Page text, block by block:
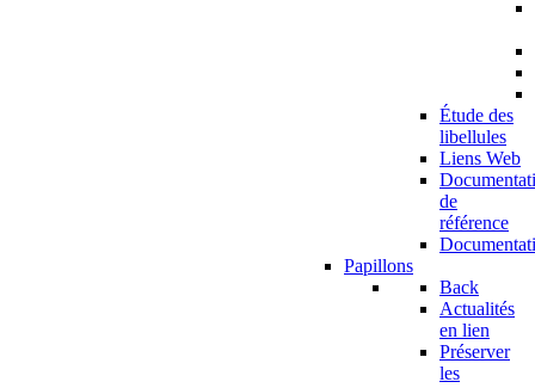
Étude des
libellules
Liens Web
de
référence
Papillons
Back
Actualités
en lien
Préserver
les